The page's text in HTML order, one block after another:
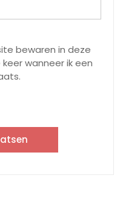
bewaren in deze
wanneer ik een